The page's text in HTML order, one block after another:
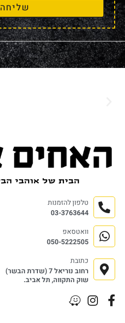
שליחה
טלפון להזמנות
03-3763644
וואטסאפ
050-5222505
כתובת
רחוב נוריאל 7 (שדרת הבשר)
שוק התקווה, תל אביב.